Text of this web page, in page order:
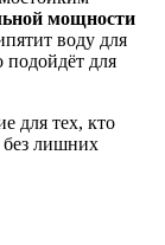
мощности
воду для
подойдёт для
для тех, кто
без лишних